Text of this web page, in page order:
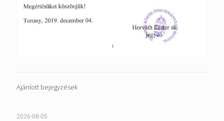
Ajánlott bejegyzések
2026-08-05